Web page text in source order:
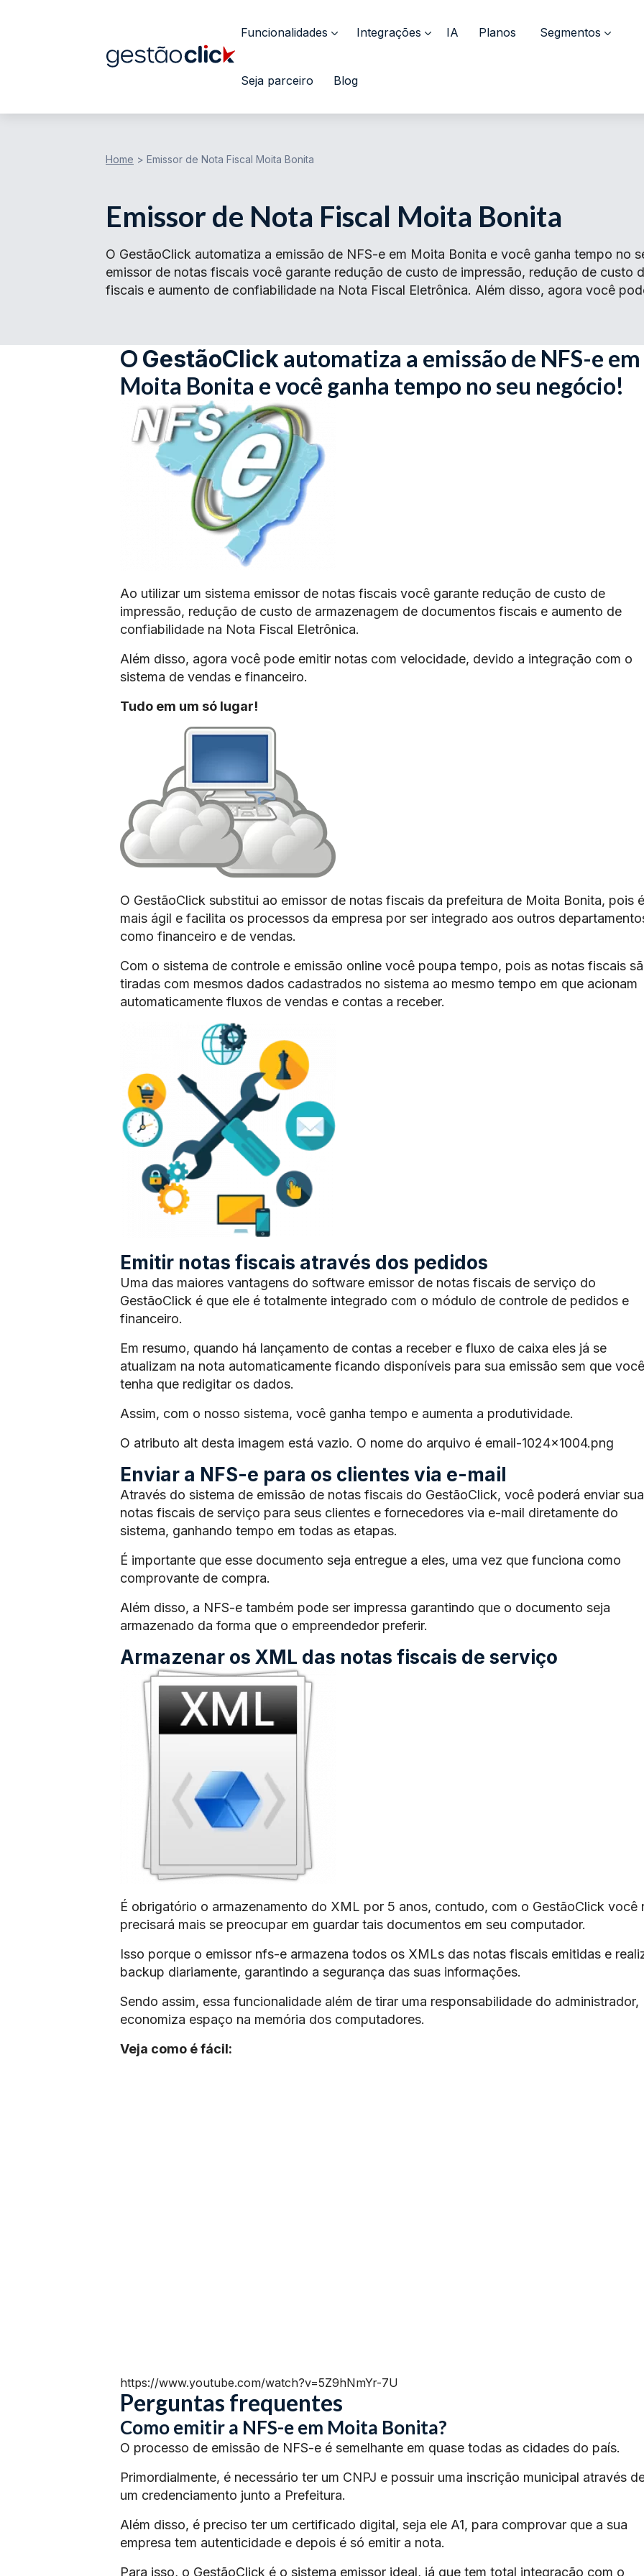
Funcionalidades Integrações IA Planos Segmentos
Seja parceiro Blog
Home > Emissor de Nota Fiscal Moita Bonita
Emissor de Nota Fiscal Moita Bonita
O GestãoClick automatiza a emissão de NFS-e em Moita Bonita e você ganha tempo no
emissor de notas fiscais você garante redução de custo de impressão, redução de custo
fiscais e aumento de confiabilidade na Nota Fiscal Eletrônica. Além disso, agora você
O GestãoClickautomatiza a emissão de NFS-e em
Moita Bonita e você ganha tempo no seu negócio!
Ao utilizar um sistema emissor de notas fiscais você garante redução de custo de
impressão, redução de custo de armazenagem de documentos fiscais e aumento de
confiabilidade na Nota Fiscal Eletrônica.
Além disso, agora você pode emitir notas com velocidade, devido a integração com o
sistema de vendas e financeiro.
Tudo em um só lugar!
O GestãoClick substitui ao emissor de notas fiscais da prefeitura de Moita Bonita, pois é
mais ágil e facilita os processos da empresa por ser integrado aos outros
como financeiro e de vendas.
Com o sistema de controle e emissão online você poupa tempo, pois as notas fiscais
tiradas com mesmos dados cadastrados no sistema ao mesmo tempo em que acionam
automaticamente fluxos de vendas e contas a receber.
Emitir notas fiscais através dos pedidos
Uma das maiores vantagens do software emissor de notas fiscais de serviço do
GestãoClick é que ele é totalmente integrado com o módulo de controle de pedidos e
financeiro.
Em resumo, quando há lançamento de contas a receber e fluxo de caixa eles já se
atualizam na nota automaticamente ficando disponíveis para sua emissão sem que você
tenha que redigitar os dados.
Assim, com o nosso sistema, você ganha tempo e aumenta a produtividade.
O atributo alt desta imagem está vazio. O nome do arquivo é email-1024×1004.png
Enviar a NFS-e para os clientes via e-mail
Através do sistema de emissão de notas fiscais do GestãoClick, você poderá enviar
notas fiscais de serviço para seus clientes e fornecedores via e-mail diretamente do
sistema, ganhando tempo em todas as etapas.
É importante que esse documento seja entregue a eles, uma vez que funciona como
comprovante de compra.
Além disso, a NFS-e também pode ser impressa garantindo que o documento seja
armazenado da forma que o empreendedor preferir.
Armazenar os XML das notas fiscais de serviço
É obrigatório o armazenamento do XML por 5 anos, contudo, com o GestãoClick você
precisará mais se preocupar em guardar tais documentos em seu computador.
Isso porque o emissor nfs-e armazena todos os XMLs das notas fiscais emitidas e
backup diariamente, garantindo a segurança das suas informações.
Sendo assim, essa funcionalidade além de tirar uma responsabilidade do administrador,
economiza espaço na memória dos computadores.
Veja como é fácil:
https://www.youtube.com/watch?v=5Z9hNmYr-7U
Perguntas frequentes
Como emitir a NFS-e em Moita Bonita?
O processo de emissão de NFS-e é semelhante em quase todas as cidades do país.
Primordialmente, é necessário ter um CNPJ e possuir uma inscrição municipal através
um credenciamento junto a Prefeitura.
Além disso, é preciso ter um certificado digital, seja ele A1, para comprovar que a sua
empresa tem autenticidade e depois é só emitir a nota.
Para isso, o GestãoClick é o sistema emissor ideal, já que tem total integração com o